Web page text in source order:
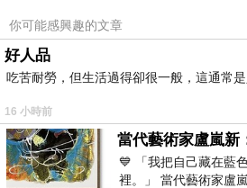
李式老男孩，生日快樂！
你可能感興趣的文章
好人品
吃苦耐勞，但生活過得卻很一般，這通常是
16 小時前
💙 「我把自己藏在藍
裡。」 當代藝術家盧